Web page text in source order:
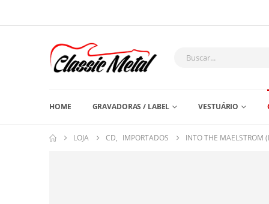
HOME GRAVADORAS / LABEL VESTUÁRIO
LOJA CD, IMPORTADOS INTO THE MAELSTROM